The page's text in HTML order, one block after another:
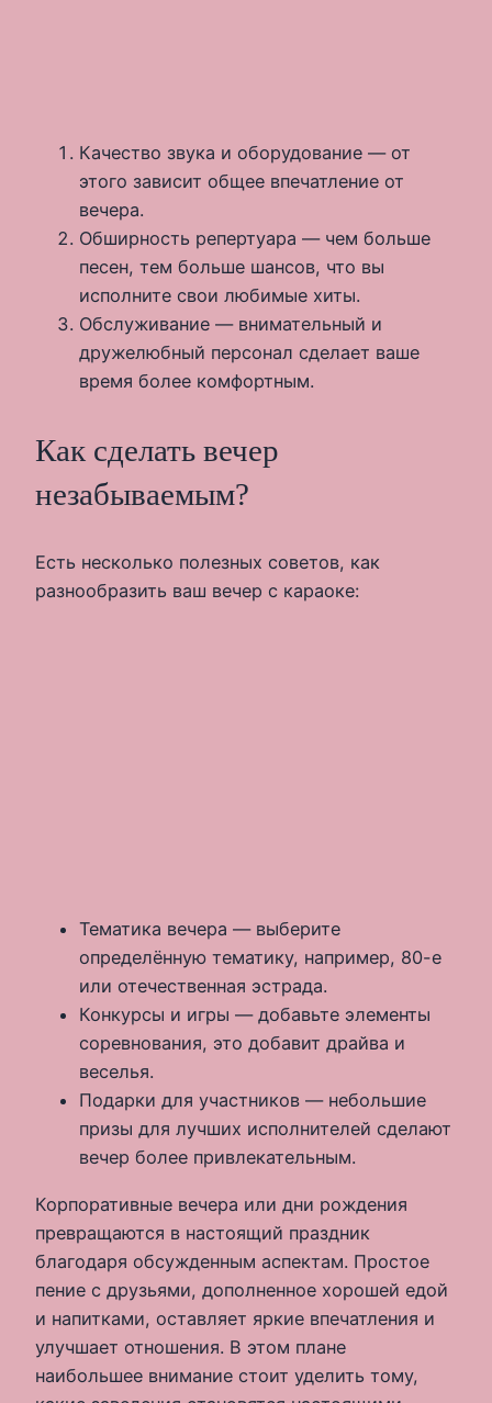
Качество звука и оборудование — от
этого зависит общее впечатление от
вечера.
Обширность репертуара — чем больше
песен, тем больше шансов, что вы
исполните свои любимые хиты.
Обслуживание — внимательный и
дружелюбный персонал сделает ваше
время более комфортным.
Как сделать вечер
незабываемым?
Есть несколько полезных советов, как
разнообразить ваш вечер с караоке:
Тематика вечера — выберите
определённую тематику, например, 80-е
или отечественная эстрада.
Конкурсы и игры — добавьте элементы
соревнования, это добавит драйва и
веселья.
Подарки для участников — небольшие
призы для лучших исполнителей сделают
вечер более привлекательным.
Корпоративные вечера или дни рождения
превращаются в настоящий праздник
благодаря обсужденным аспектам. Простое
пение с друзьями, дополненное хорошей едой
и напитками, оставляет яркие впечатления и
улучшает отношения. В этом плане
наибольшее внимание стоит уделить тому,